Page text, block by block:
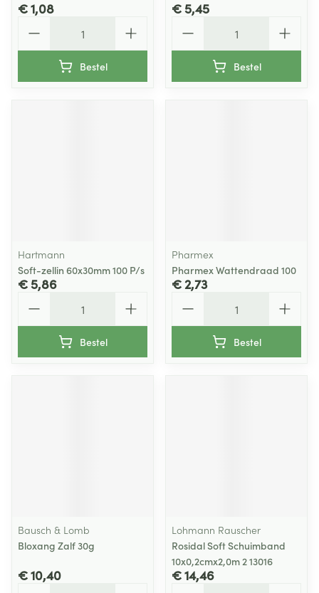
€ 1,08
Bestel
€ 5,45
Bestel
Hartmann
Soft-zellin 60x30mm 100 P/s
€ 5,86
Bestel
Pharmex
Pharmex Wattendraad 100
€ 2,73
Bestel
Bausch & Lomb
Bloxang Zalf 30g
€ 10,40
Lohmann Rauscher
Rosidal Soft Schuimband
10x0,2cmx2,0m 2 13016
€ 14,46